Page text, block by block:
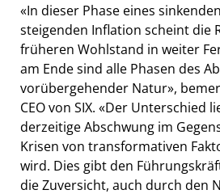
«In dieser Phase eines
steigenden Inflation scheint die
früheren Wohlstand in weiter
am Ende sind alle Phasen des
vorübergehender Natur»,
CEO von SIX. «Der Unterschied
derzeitige Abschwung im
Krisen von transformativen
wird. Dies gibt den
die Zuversicht, auch durch den